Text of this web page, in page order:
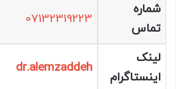
شماره
تماس
07132319223
لینک
اینستاگرام
dr.alemzaddeh